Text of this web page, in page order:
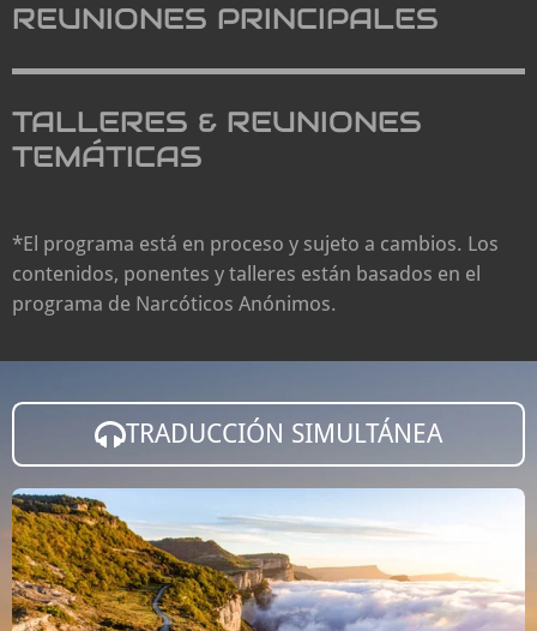
REUNIONES PRINCIPALES
TALLERES & REUNIONES
TEMÁTICAS
*El programa está en proceso y sujeto a cambios. Los
contenidos, ponentes y talleres están basados ​​en el
programa de Narcóticos Anónimos.
TRADUCCIÓN SIMULTÁNEA